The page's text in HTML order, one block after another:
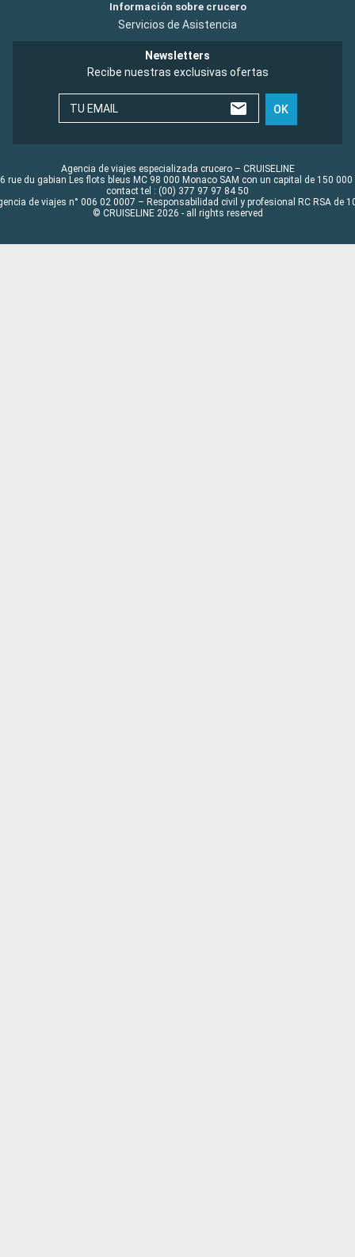
Información sobre crucero
Servicios de Asistencia
Newsletters
Recibe nuestras exclusivas ofertas
TU EMAIL OK
Agencia de viajes especializada crucero – CRUISELINE
rue du gabian Les flots bleus MC 98 000 Monaco SAM con un capital de 150 000
contact tel : (00) 377 97 97 84 50
de viajes n° 006 02 0007 – Responsabilidad civil y profesional RC RSA de
© CRUISELINE 2026 - all rights reserved